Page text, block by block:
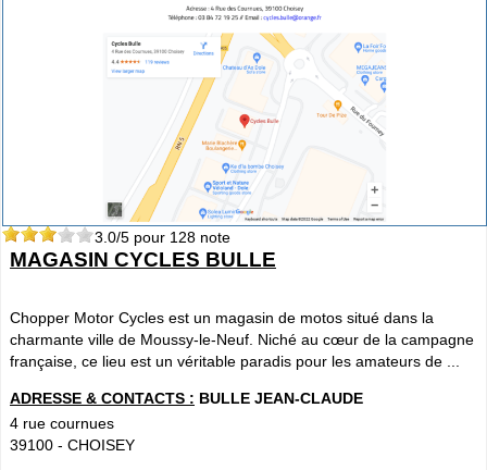
3.0/5 pour 128 note
MAGASIN CYCLES BULLE
Chopper Motor Cycles est un magasin de motos situé dans la
charmante ville de Moussy-le-Neuf. Niché au cœur de la campagne
française, ce lieu est un véritable paradis pour les amateurs de ...
ADRESSE & CONTACTS : BULLE JEAN-CLAUDE
4 rue cournues
39100 - CHOISEY